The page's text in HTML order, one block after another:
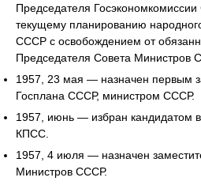
Председателя
текущему планированию
СССР с освобождением от
Председателя Совета Министров
1957, 23 мая — назначен первым
Госплана СССР, министром СССР.
1957, июнь — избран кандидатом
КПСС.
1957, 4 июля — назначен
Министров СССР.